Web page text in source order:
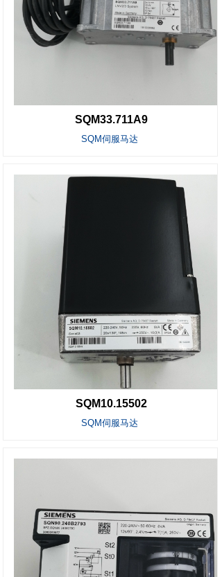
SQM33.711A9
SQM伺服马达
SQM10.15502
SQM伺服马达